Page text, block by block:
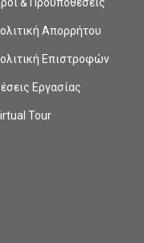
Απορρήτου
Επιστροφών
Εργασίας
Tour